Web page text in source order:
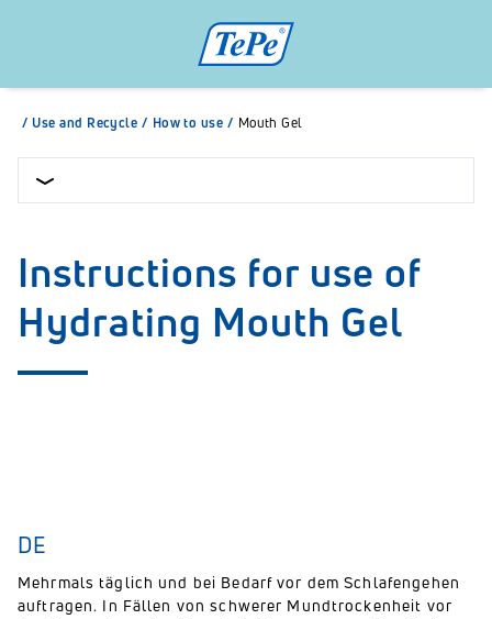
/ Use and Recycle / How to use / Mouth Gel
Instructions for use of
Hydrating Mouth Gel
DE
Mehrmals täglich und bei Bedarf vor dem Schlafengehen
auftragen. In Fällen von schwerer Mundtrockenheit vor